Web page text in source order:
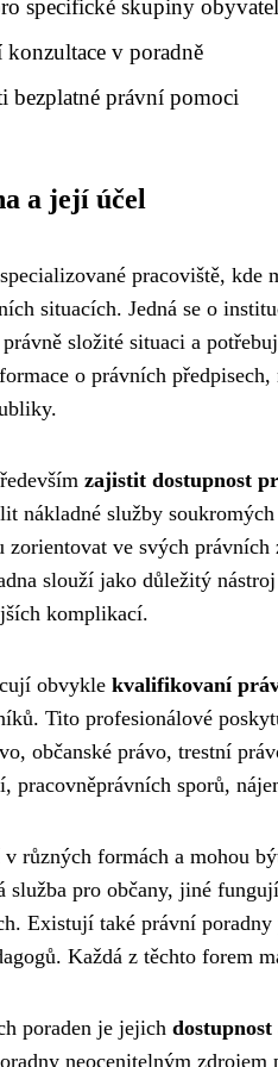
specifické skupiny obyvatel
v poradně
bezplatné právní pomoci
a její účel
pracoviště, kde
situacích. Jedná se o
složité situaci a
o právních
zajistit dostupnost
nákladné služby
zorientovat ve svých
slouží jako důležitý nástroj
komplikací.
obvykle kvalifikovaní
Tito profesionálové
občanské právo, trestní
pracovněprávních sporů,
různých formách a mohou
služba pro občany, jiné
Existují také právní
Každá z těchto forem
poraden je jejich dostupnost
neocenitelným